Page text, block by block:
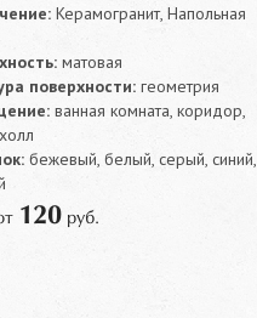
Керамогранит, Напольная
матовая
поверхности:геометрия
ванная комната, коридор,
бежевый, белый, серый, синий,
120руб.